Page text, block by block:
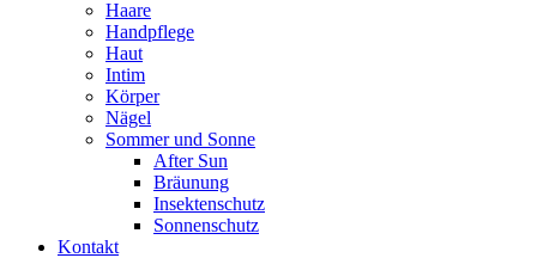
Haare
Handpflege
Haut
Intim
Körper
Nägel
Sommer und Sonne
After Sun
Bräunung
Insektenschutz
Sonnenschutz
Kontakt